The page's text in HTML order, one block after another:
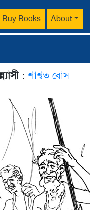
Buy Books About
:শাশ্বত বোস